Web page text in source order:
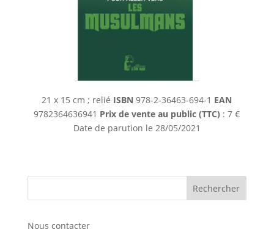
21 x 15 cm ; relié ISBN 978-2-36463-694-1 EAN
9782364636941 Prix de vente au public (TTC) : 7 €
Date de parution le 28/05/2021
Nous contacter